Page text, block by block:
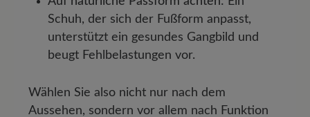
Schuh, der sich der Fußform anpasst,
unterstützt ein gesundes Gangbild und
beugt Fehlbelastungen vor.
Wählen Sie also nicht nur nach dem
Aussehen, sondern vor allem nach Funktion